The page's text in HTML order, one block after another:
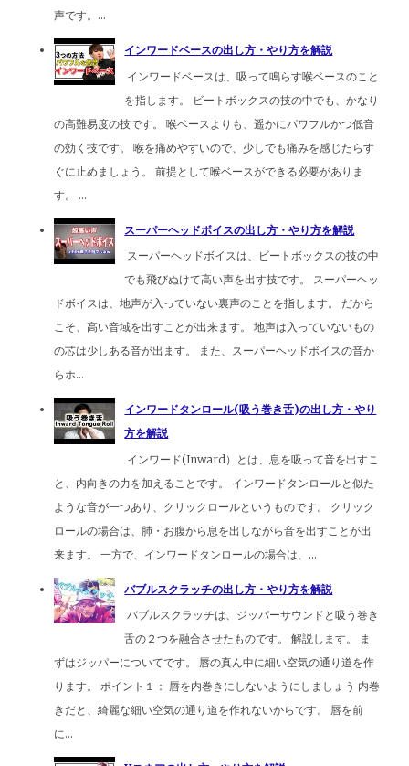
声です。...
インワードベースの出し方・やり方を解説
インワードベースは、吸って鳴らす喉ベースのこと
を指します。 ビートボックスの技の中でも、かなり
の高難易度の技です。 喉ベースよりも、遥かにパワフルかつ低音
の効く技です。 喉を痛めやすいので、少しでも痛みを感じたらす
ぐに止めましょう。 前提として喉ベースができる必要がありま
す。 ...
スーパーヘッドボイスの出し方・やり方を解説
スーパーヘッドボイスは、ビートボックスの技の中
でも飛びぬけて高い声を出す技です。 スーパーヘッ
ドボイスは、地声が入っていない裏声のことを指します。 だから
こそ、高い音域を出すことが出来ます。 地声は入っていないもの
の芯は少しある音が出ます。 また、スーパーヘッドボイスの音か
らホ...
インワードタンロール(吸う巻き舌)の出し方・やり
方を解説
インワード(Inward）とは、息を吸って音を出すこ
と、内向きの力を加えることです。 インワードタンロールと似た
ような音が一つあり、クリックロールというものです。 クリック
ロールの場合は、肺・お腹から息を出しながら音を出すことが出
来ます。 一方で、インワードタンロールの場合は、...
バブルスクラッチの出し方・やり方を解説
バブルスクラッチは、ジッパーサウンドと吸う巻き
舌の２つを融合させたものです。 解説します。 ま
ずはジッパーについてです。 唇の真ん中に細い空気の通り道を作
ります。 ポイント１： 唇を内巻きにしないようにしましょう 内巻
きだと、綺麗な細い空気の通り道を作れないからです。 唇を前
に...